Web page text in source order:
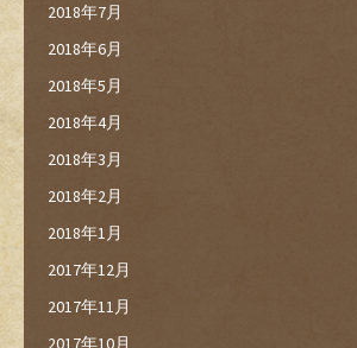
2018年7月
2018年6月
2018年5月
2018年4月
2018年3月
2018年2月
2018年1月
2017年12月
2017年11月
2017年10月